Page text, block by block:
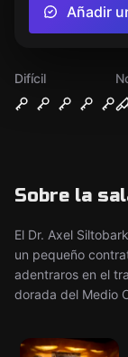
Difícil
Sobre la
El Dr. Axel
un pequeño
adentraros en el
dorada del Medio
Añadir